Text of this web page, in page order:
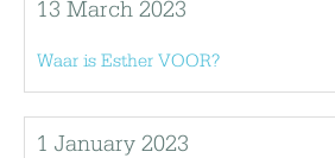
13 March 2023
Waar is Esther VOOR?
1 January 2023